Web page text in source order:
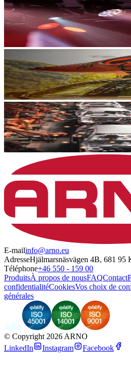
E-mailinfo@arno.eu
AdresseHjälmarsnäsvägen 4B, 681 95
Téléphone+46 550 - 159 00
ProduitsÀ propos de nousFAQContact
confidentialitéCookiesVos choix de
générales
© Copyright 2026 ARNO
LinkedIn
Instagram Facebook